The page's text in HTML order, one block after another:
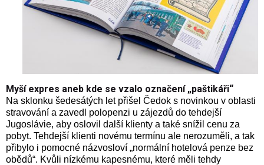
Myší expres aneb kde se vzalo označení „paštikáři“
Na sklonku šedesátých let přišel Čedok s novinkou v oblasti
stravování a zavedl polopenzi u zájezdů do tehdejší
Jugoslávie, aby oslovil další klienty a také snížil cenu za
pobyt. Tehdejší klienti novému termínu ale nerozuměli, a tak
přibylo i pomocné názvosloví „normální hotelová penze bez
obědů“. Kvůli nízkému kapesnému, které měli tehdy